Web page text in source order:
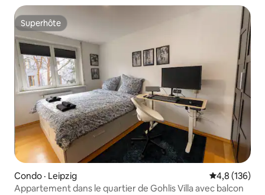
Superhôte
Superhôte
Condo · Leipzig Note
4,8 (136)
Appartement dans le quartier de Gohlis Villa avec balcon